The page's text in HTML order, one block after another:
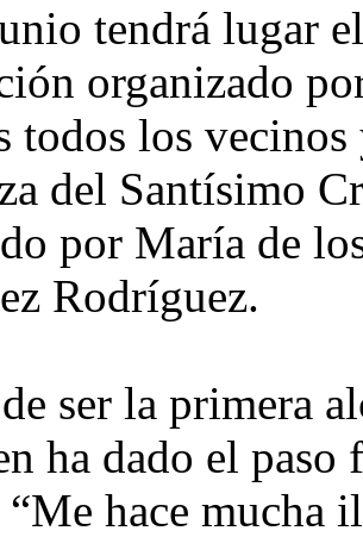
tendrá lugar
organizado
todos los vecinos
del Santísimo
por María de
Rodríguez.
ser la primera
ha dado el paso
“Me hace mucha